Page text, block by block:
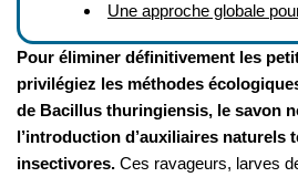
Une approche globale
Pour éliminer définitivement les
privilégiez les méthodes
de Bacillus thuringiensis, le savon
l’introduction d’auxiliaires naturels
insectivores. Ces ravageurs, larves